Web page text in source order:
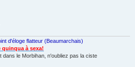
d'éloge flatteur (Beaumarchais)
quinqua à sexa!
dans le Morbihan, n'oubliez pas la ciste